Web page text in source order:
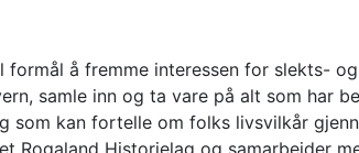
formål å fremme interessen for slekts- og
samle inn og ta vare på alt som har
som kan fortelle om folks livsvilkår
Rogaland Historielag og samarbeider